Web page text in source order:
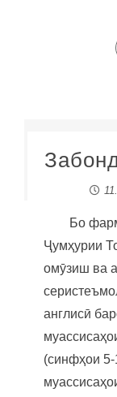
Бо
Ҷумҳурии
омӯзиш ва
англисӣ
(синфҳои 5-